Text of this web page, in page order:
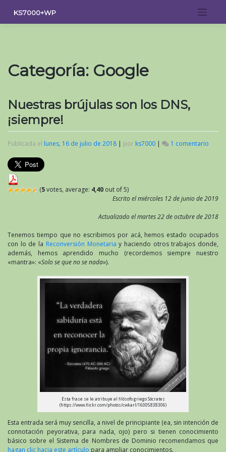
contenido
KS7000+WP
Categoría: Google
Nuestras brújulas son los DNS,
¡siempre!
Publicada el lunes, 16 de julio de 2018 | por ks7000 | 1 comentario
(5votes, average: 4,40 out of 5)
Escrito el miércoles 12 de junio de 2019
Actualizado el martes 22 de octubre de 2018
Tenemos tiempo que no escribimos por acá, hemos estado ocupados
con lo de la Reconversión Monetaria y haciendo otros trabajos donde,
además, hemos aprendido mucho (recordemos siempre nuestro
«mantra»: «Solo se que no se nada»).
Esta frase se le atribuye al filósofo griego Sócrates
(https://www.flickr.com/photos/cwkarl/16005838306)
Esta entrada será muy sencilla, a nivel de principiante (ea, sin intención de
connotación peyorativa, para nada, ojo) pero si tienen conocimiento
básico sobre el Sistema de Nombres de Dominio recomendamos que
hagan clic hacia este artículo para ampliar conocimientos.